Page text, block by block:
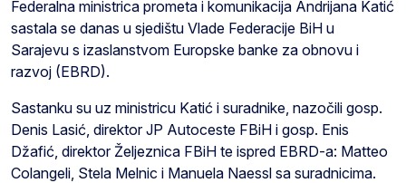
Federalna ministrica prometa i komunikacija Andrijana Katić
sastala se danas u sjedištu Vlade Federacije BiH u
Sarajevu s izaslanstvom Europske banke za obnovu i
razvoj (EBRD).
Sastanku su uz ministricu Katić i suradnike, nazočili gosp.
Denis Lasić, direktor JP Autoceste FBiH i gosp. Enis
Džafić, direktor Željeznica FBiH te ispred EBRD-a: Matteo
Colangeli, Stela Melnic i Manuela Naessl sa suradnicima.